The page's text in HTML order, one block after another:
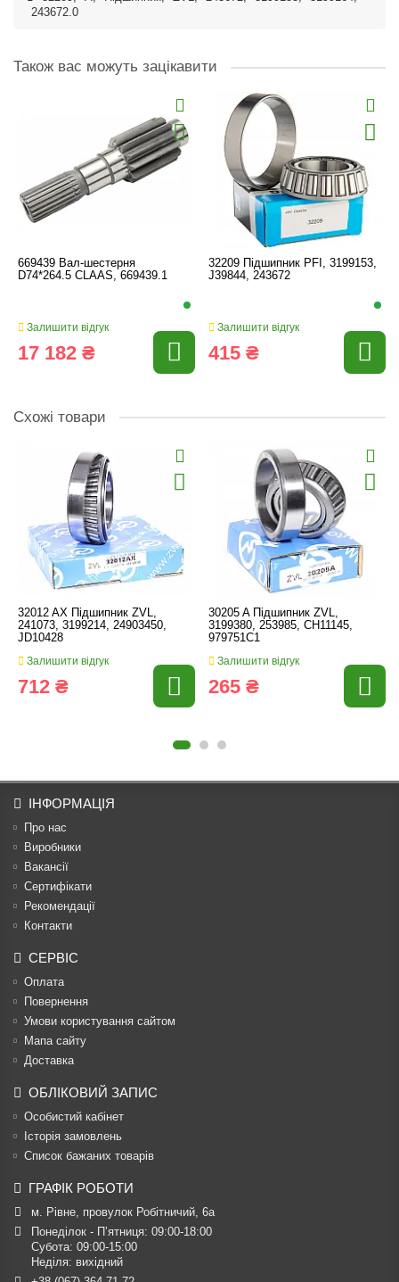
243672.0
Також вас можуть зацікавити
669439 Вал-шестерня
D74*264.5 CLAAS, 669439.1
Залишити відгук
17 182 ₴
32209 Підшипник PFI, 3199153,
J39844, 243672
Залишити відгук
415 ₴
Схожі товари
32012 AX Підшипник ZVL,
241073, 3199214, 24903450,
JD10428
Залишити відгук
712 ₴
30205 A Підшипник ZVL,
3199380, 253985, CH11145,
979751C1
Залишити відгук
265 ₴
ІНФОРМАЦІЯ
Про нас
Виробники
Вакансії
Сертифікати
Рекомендації
Контакти
СЕРВІС
Оплата
Повернення
Умови користування сайтом
Мапа сайту
Доставка
ОБЛІКОВИЙ ЗАПИС
Особистий кабінет
Історія замовлень
Список бажаних товарів
ГРАФІК РОБОТИ
м. Рівне, провулок Робітничий, 6а
Понеділок - П’ятниця: 09:00-18:00
Субота: 09:00-15:00
Неділя: вихідний